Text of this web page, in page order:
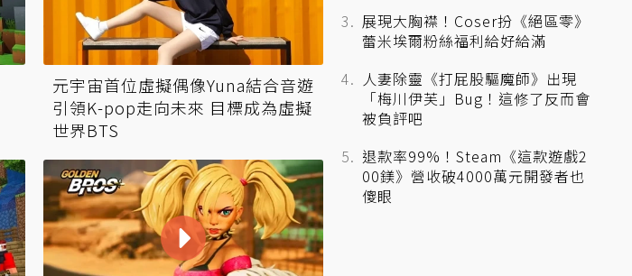
元宇宙首位虛擬偶像Yuna結合音遊
引領K-pop走向未來 目標成為虛擬
世界BTS
展現大胸襟！Coser扮《絕區零》
蕾米埃爾粉絲福利給好給滿
人妻除靈《打屁股驅魔師》出現
「梅川伊芙」Bug！這修了反而會
被負評吧
退款率99%！Steam《這款遊戲2
00鎂》營收破4000萬元開發者也
傻眼